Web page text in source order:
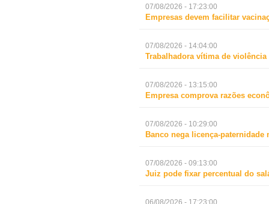
07/08/2026 - 17:23:00
Empresas devem facilitar
07/08/2026 - 14:04:00
Trabalhadora vítima de
07/08/2026 - 13:15:00
Empresa comprova razões
07/08/2026 - 10:29:00
Banco nega licença-
07/08/2026 - 09:13:00
Juiz pode fixar percentual do
06/08/2026 - 17:23:00